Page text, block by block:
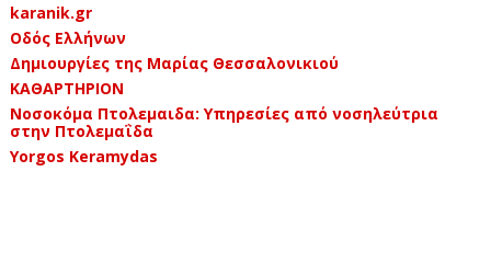
karanik.gr
Οδός Ελλήνων
Δημιουργίες της Μαρίας Θεσσαλονικιού
ΚΑΘΑΡΤΗΡΙΟΝ
Νοσοκόμα Πτολεμαιδα: Υπηρεσίες από νοσηλεύτρια
στην Πτολεμαΐδα
Yorgos Keramydas